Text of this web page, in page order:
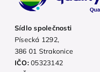
Sídlo společnosti
Písecká 1292,
386 01 Strakonice
IČO:05323142